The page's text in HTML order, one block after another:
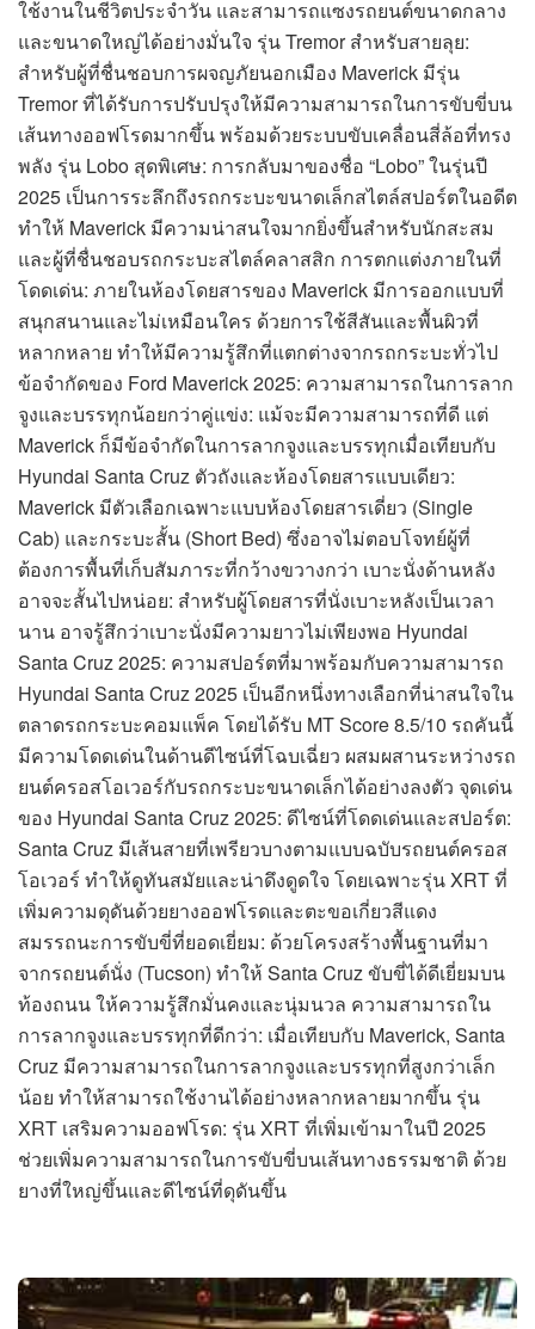
ใช้งานในชีวิตประจำวัน และสามารถแซงรถยนต์ขนาดกลาง
และขนาดใหญ่ได้อย่างมั่นใจ รุ่น Tremor สำหรับสายลุย:
สำหรับผู้ที่ชื่นชอบการผจญภัยนอกเมือง Maverick มีรุ่น
Tremor ที่ได้รับการปรับปรุงให้มีความสามารถในการขับขี่บน
เส้นทางออฟโรดมากขึ้น พร้อมด้วยระบบขับเคลื่อนสี่ล้อที่ทรง
พลัง รุ่น Lobo สุดพิเศษ: การกลับมาของชื่อ “Lobo” ในรุ่นปี
2025 เป็นการระลึกถึงรถกระบะขนาดเล็กสไตล์สปอร์ตในอดีต
ทำให้ Maverick มีความน่าสนใจมากยิ่งขึ้นสำหรับนักสะสม
และผู้ที่ชื่นชอบรถกระบะสไตล์คลาสสิก การตกแต่งภายในที่
โดดเด่น: ภายในห้องโดยสารของ Maverick มีการออกแบบที่
สนุกสนานและไม่เหมือนใคร ด้วยการใช้สีสันและพื้นผิวที่
หลากหลาย ทำให้มีความรู้สึกที่แตกต่างจากรถกระบะทั่วไป
ข้อจำกัดของ Ford Maverick 2025: ความสามารถในการลาก
จูงและบรรทุกน้อยกว่าคู่แข่ง: แม้จะมีความสามารถที่ดี แต่
Maverick ก็มีข้อจำกัดในการลากจูงและบรรทุกเมื่อเทียบกับ
Hyundai Santa Cruz ตัวถังและห้องโดยสารแบบเดียว:
Maverick มีตัวเลือกเฉพาะแบบห้องโดยสารเดี่ยว (Single
Cab) และกระบะสั้น (Short Bed) ซึ่งอาจไม่ตอบโจทย์ผู้ที่
ต้องการพื้นที่เก็บสัมภาระที่กว้างขวางกว่า เบาะนั่งด้านหลัง
อาจจะสั้นไปหน่อย: สำหรับผู้โดยสารที่นั่งเบาะหลังเป็นเวลา
นาน อาจรู้สึกว่าเบาะนั่งมีความยาวไม่เพียงพอ Hyundai
Santa Cruz 2025: ความสปอร์ตที่มาพร้อมกับความสามารถ
Hyundai Santa Cruz 2025 เป็นอีกหนึ่งทางเลือกที่น่าสนใจใน
ตลาดรถกระบะคอมแพ็ค โดยได้รับ MT Score 8.5/10 รถคันนี้
มีความโดดเด่นในด้านดีไซน์ที่โฉบเฉี่ยว ผสมผสานระหว่างรถ
ยนต์ครอสโอเวอร์กับรถกระบะขนาดเล็กได้อย่างลงตัว จุดเด่น
ของ Hyundai Santa Cruz 2025: ดีไซน์ที่โดดเด่นและสปอร์ต:
Santa Cruz มีเส้นสายที่เพรียวบางตามแบบฉบับรถยนต์ครอส
โอเวอร์ ทำให้ดูทันสมัยและน่าดึงดูดใจ โดยเฉพาะรุ่น XRT ที่
เพิ่มความดุดันด้วยยางออฟโรดและตะขอเกี่ยวสีแดง
สมรรถนะการขับขี่ที่ยอดเยี่ยม: ด้วยโครงสร้างพื้นฐานที่มา
จากรถยนต์นั่ง (Tucson) ทำให้ Santa Cruz ขับขี่ได้ดีเยี่ยมบน
ท้องถนน ให้ความรู้สึกมั่นคงและนุ่มนวล ความสามารถใน
การลากจูงและบรรทุกที่ดีกว่า: เมื่อเทียบกับ Maverick, Santa
Cruz มีความสามารถในการลากจูงและบรรทุกที่สูงกว่าเล็ก
น้อย ทำให้สามารถใช้งานได้อย่างหลากหลายมากขึ้น รุ่น
XRT เสริมความออฟโรด: รุ่น XRT ที่เพิ่มเข้ามาในปี 2025
ช่วยเพิ่มความสามารถในการขับขี่บนเส้นทางธรรมชาติ ด้วย
ยางที่ใหญ่ขึ้นและดีไซน์ที่ดุดันขึ้น